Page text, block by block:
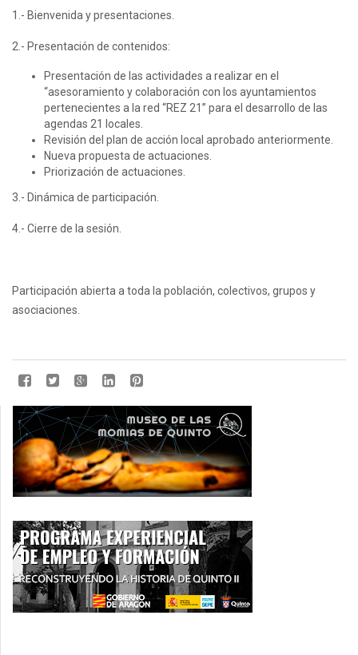
1.- Bienvenida y presentaciones.
2.- Presentación de contenidos:
Presentación de las actividades a realizar en el
“asesoramiento y colaboración con los ayuntamientos
pertenecientes a la red “REZ 21” para el desarrollo de las
agendas 21 locales.
Revisión del plan de acción local aprobado anteriormente.
Nueva propuesta de actuaciones.
Priorización de actuaciones.
3.- Dinámica de participación.
4.- Cierre de la sesión.
Participación abierta a toda la población, colectivos, grupos y
asociaciones.